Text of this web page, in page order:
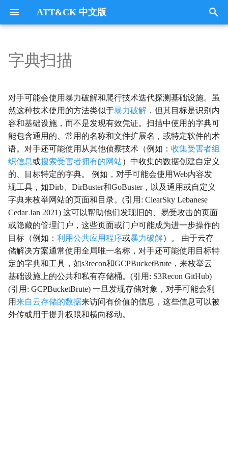
ATT&CK 中文版
入
始
搜
索
Tactics
CommandandControl
CredentialAccess
DefenseEvasion
Discovery
Execution
Exfiltration
Impact
InitialAccess
LateralMovement
收集
指挥与控制
凭证访问
防御逃避
发现
执行
数据外传
影响
初始访问
横向移动
持久性
字典扫描
对手可能会使用暴力破解和爬行技术迭代探测基础设施。虽
然这种技术使用的方法类似于暴力破解 ，但其目标是识别内
容和基础设施，而不是发现有效凭证。扫描中使用的字典可
能包含通用的、常用的名称和文件扩展名，或特定软件的术
语。对手还可能使用从其他侦察技术（例如： 收集受害者组
织信息或搜索受害者拥有的网站）中收集的数据创建自定义
的、目标特定的字典。 例如，对手可能会使用Web内容发
现工具，如Dirb、DirBuster和GoBuster，以及通用或自定义
字典来枚举网站的页面和目录。(引用: ClearSky Lebanese
Cedar Jan 2021) 这可以帮助他们发现旧的、易受攻击的页面
或隐藏的管理门户，这些页面或门户可能成为进一步操作的
目标（例如： 利用公共应用程序或暴力破解）。 由于云存
储解决方案通常使用全局唯一名称，对手还可能使用目标特
定的字典和工具，如s3recon和GCPBucketBrute，来枚举云
基础设施上的公共和私有存储桶。(引用: S3Recon GitHub)
(引用: GCPBucketBrute) 一旦发现存储对象，对手可能会利
用来自云存储的数据来访问有价值的信息，这些信息可以被
外传或用于提升权限和横向移动。